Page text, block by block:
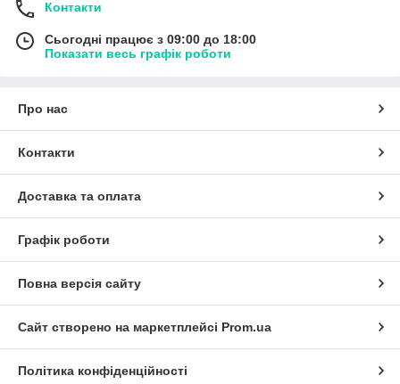
Контакти
Сьогодні працює з 09:00 до 18:00
Показати весь графік роботи
Про нас
Контакти
Доставка та оплата
Графік роботи
Повна версія сайту
Сайт створено на маркетплейсі Prom.ua
Політика конфіденційності